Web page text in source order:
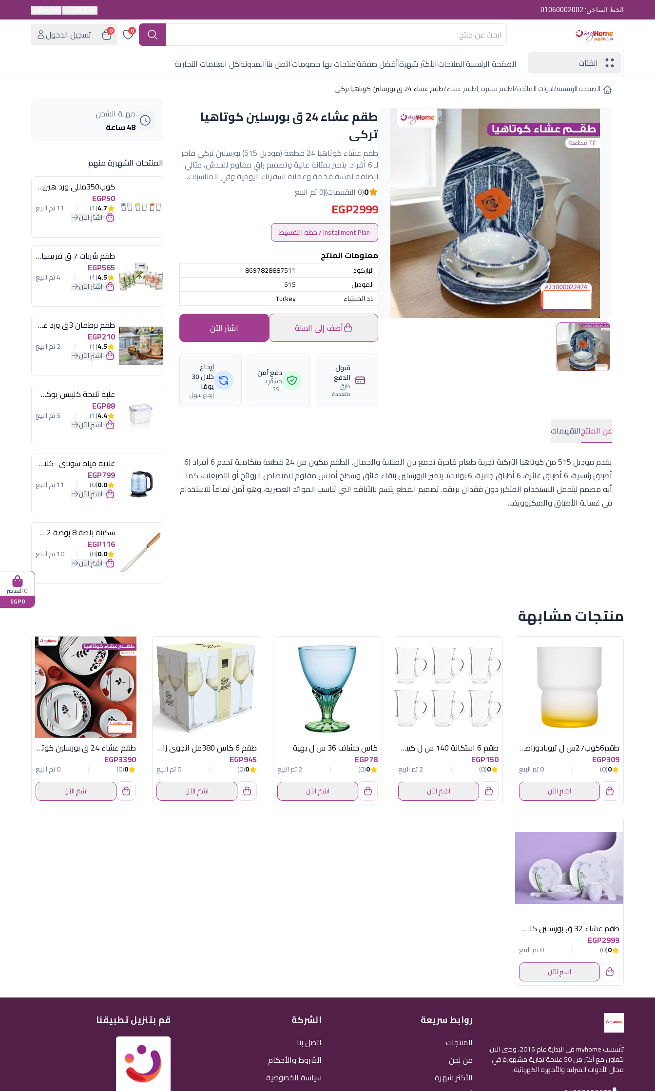
الخط الساخن: 01060002002
0
0
تسجيل الدخول
الفئات
الصفحة الرئيسيةالمنتجاتالأكثر شهرةأفضل صفقةمنتجات بها خصوماتاتصل بناالمدونةكل العلامات التجارية
الصفحة الرئيسية/ادوات المائدة/اطقم سفرة ,اطقم عشاء/طقم عشاء 24 ق بورسلين كوتاهيا تركى
طقم عشاء 24 ق بورسلين كوتاهيا
تركى
طقم عشاء كوتاهيا 24 قطعة (موديل 515) بورسلين تركي فاخر
لـ 6 أفراد. يتميز بمتانة عالية وتصميم راقٍ مقاوم للخدش، مثالي
لإضافة لمسة فخمة وعملية لسفرتك اليومية وفي المناسبات.
0(0 التقييمات) |0 تم البيع
EGP2999
Installment Plan / خطة التقسيط
معلومات المنتج
الباركود
8697828887511
الموديل
515
بلد المنشاء
Turkey
أضف إلى السلة اشترِ الآن
قبول
الدفع
طرق
متعددة
دفع آمن
مشفّر بـ
SSL
إرجاع
خلال 30
يومًا
إرجاع سهل
عن المنتجالتقييمات
يقدم موديل 515 من كوتاهيا التركية تجربة طعام فاخرة تجمع بين الصلابة والجمال. الطقم مكون من 24 قطعة متكاملة تخدم 6 أفراد (6
أطباق رئيسية، 6 أطباق غائرة، 6 أطباق جانبية، 6 بولات). يتميز البورسلين بنقاء فائق وسطح أملس مقاوم لامتصاص الروائح أو التصبغات، كما
أنه مصمم ليتحمل الاستخدام المتكرر دون فقدان بريقه. تصميم القطع يتسم بالأناقة التي تناسب الموائد العصرية، وهو آمن تماماً للاستخدام
في غسالة الأطباق والميكروويف.
مهلة الشحن
48 ساعة
المنتجات الشهيرة منهم
كوب350مللى ورد هيريفين
EGP50
4.7
(1) 11 تم البيع
اشترِ الآن
طقم شربات 7 ق فريسيا لومينارك
EGP565
4.5
(1) 4 تم البيع
اشترِ الآن
طقم برطمان 3ق ورد غطاء مينت جرين هيريفين
EGP210
4.5
(1) 2 تم البيع
اشترِ الآن
علبة ثلاجة كليبس يوكسان
EGP88
4.4
(1) 5 تم البيع
اشترِ الآن
غلاية مياه سوناي -كلاسيك 2200 وات، 1.7 لتر زجاج اضائة ليد - MAR-3752
EGP799
0.0
(0) 11 تم البيع
اشترِ الآن
سكينة بلطة 8 بوصة 2 مسمار
EGP116
0.0
(0) 10 تم البيع
اشترِ الآن
منتجات مشابهة
طقم6كوب27س ل تروبادوراصفرلومينارك فرنساو
EGP309
0
(0)
0 تم البيع
اشترِ الآن
طقم 6 استكانة 140 س ل كييف باشابتشة
EGP150
0
(0)
2 تم البيع
اشترِ الآن
كاس خشاف 36 س ل بهية
EGP78
0
(0)
2 تم البيع
اشترِ الآن
طقم 6 كاس 380مل انجوى زا مومنت
EGP945
0
(0)
0 تم البيع
اشترِ الآن
طقم عشاء 24 ق بورسلين كوتاهيا تركى
EGP3390
0
(0)
0 تم البيع
اشترِ الآن
طقم عشاء 32 ق بورسلين كاللى 1
EGP2999
0
(0)
0 تم البيع
اشترِ الآن
تأسست myhome في البداية عام 2016، وحتى الآن،
نتعاون مع أكثر من 50 علامة تجارية مشهورة في
مجال الأدوات المنزلية والأجهزة الكهربائية.
روابط سريعة
المنتجات
من نحن
الأكثر شهرة
الشركة
اتصل بنا
الشروط والأحكام
سياسة الخصوصية
قم بتنزيل تطبيقنا
0 العناصر
EGP0